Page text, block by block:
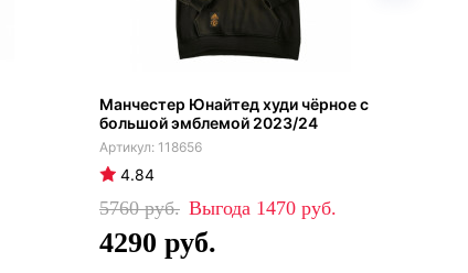
Манчестер Юнайтед худи чёрное с
большой эмблемой 2023/24
118656
4.84
5760 1470
4290